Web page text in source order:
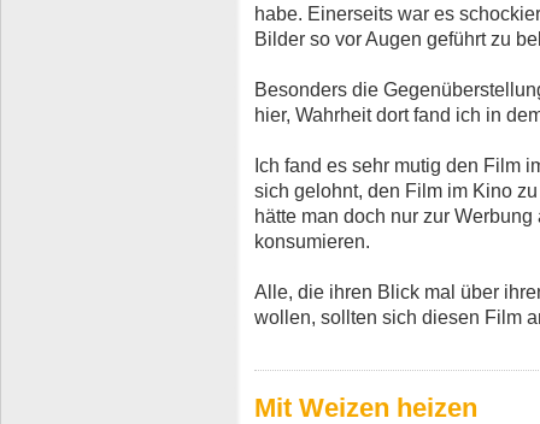
habe. Einerseits war es
Bilder so vor Augen geführt zu
Besonders die
hier, Wahrheit dort fand ich in
Ich fand es sehr mutig den Film
sich gelohnt, den Film im Kino
hätte man doch nur zur
konsumieren.
Alle, die ihren Blick mal über
wollen, sollten sich diesen Film
Mit Weizen heizen